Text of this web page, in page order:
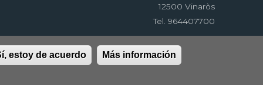
12500 Vinaròs
Tel. 964407700
RSS EDUSI
estoy de acuerdo Más información